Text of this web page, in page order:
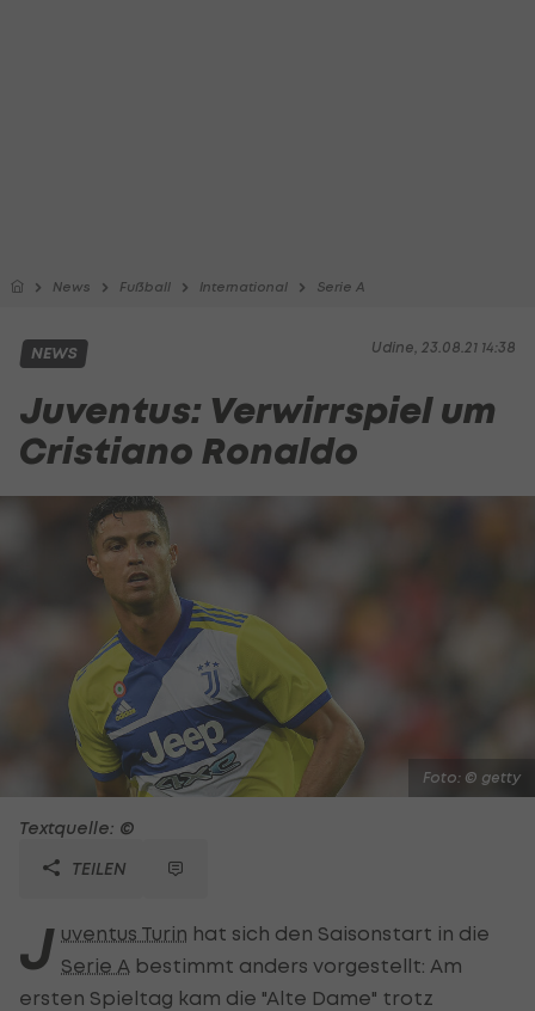
News Fußball International Serie A
Udine, 23.08.21 14:38
NEWS
Juventus: Verwirrspiel um
Cristiano Ronaldo
Foto: © getty
Textquelle: ©
TEILEN
J uventus Turin hat sich den Saisonstart in die
Serie A bestimmt anders vorgestellt: Am
ersten Spieltag kam die "Alte Dame" trotz